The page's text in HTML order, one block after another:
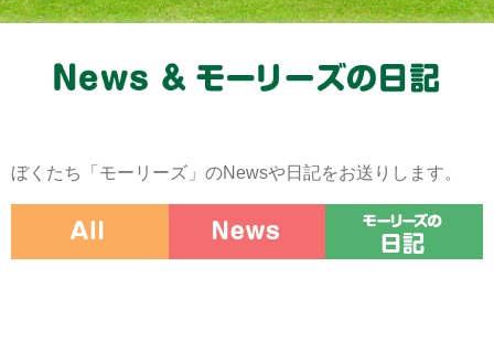
ぼくたち「モーリーズ」のNewsや日記をお送りします。